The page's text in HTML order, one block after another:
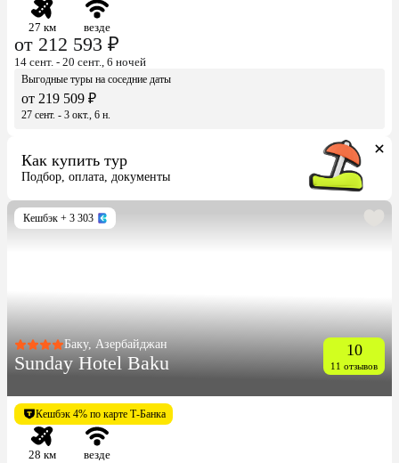
27 км везде
от 212 593 ₽
14 сент. - 20 сент., 6 ночей
Выгодные туры на соседние даты
от 219 509 ₽
27 сент. - 3 окт., 6 н.
Как купить тур
Подбор, оплата, документы
Кешбэк + 3 303
Баку, Азербайджан
Sunday Hotel Baku
10
11 отзывов
Кешбэк 4% по карте Т-Банка
28 км везде